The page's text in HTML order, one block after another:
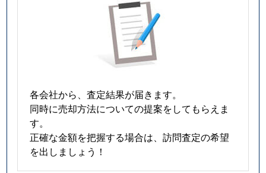
各会社から、査定結果が届きます。
同時に売却方法についての提案をしてもらえま
す。
正確な金額を把握する場合は、訪問査定の希望
を出しましょう！